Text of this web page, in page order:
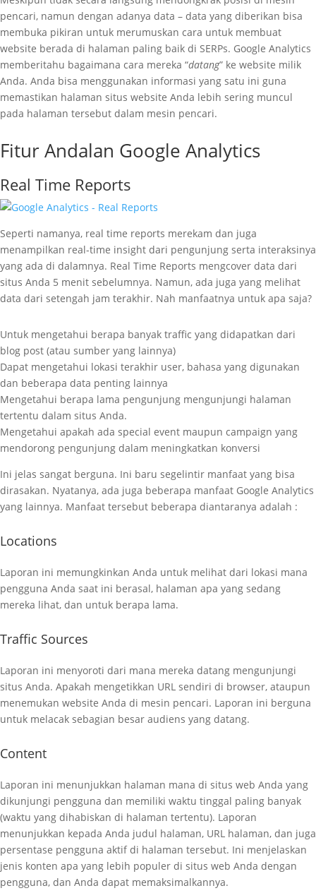
pencari, namun dengan adanya data – data yang diberikan bisa
membuka pikiran untuk merumuskan cara untuk membuat
website berada di halaman paling baik di SERPs. Google Analytics
memberitahu bagaimana cara mereka “datang” ke website milik
Anda. Anda bisa menggunakan informasi yang satu ini guna
memastikan halaman situs website Anda lebih sering muncul
pada halaman tersebut dalam mesin pencari.
Fitur Andalan Google Analytics
Real Time Reports
Seperti namanya, real time reports merekam dan juga
menampilkan real-time insight dari pengunjung serta interaksinya
yang ada di dalamnya. Real Time Reports mengcover data dari
situs Anda 5 menit sebelumnya. Namun, ada juga yang melihat
data dari setengah jam terakhir. Nah manfaatnya untuk apa saja?
Untuk mengetahui berapa banyak traffic yang didapatkan dari
blog post (atau sumber yang lainnya)
Dapat mengetahui lokasi terakhir user, bahasa yang digunakan
dan beberapa data penting lainnya
Mengetahui berapa lama pengunjung mengunjungi halaman
tertentu dalam situs Anda.
Mengetahui apakah ada special event maupun campaign yang
mendorong pengunjung dalam meningkatkan konversi
Ini jelas sangat berguna. Ini baru segelintir manfaat yang bisa
dirasakan. Nyatanya, ada juga beberapa manfaat Google Analytics
yang lainnya. Manfaat tersebut beberapa diantaranya adalah :
Locations
Laporan ini memungkinkan Anda untuk melihat dari lokasi mana
pengguna Anda saat ini berasal, halaman apa yang sedang
mereka lihat, dan untuk berapa lama.
Traffic Sources
Laporan ini menyoroti dari mana mereka datang mengunjungi
situs Anda. Apakah mengetikkan URL sendiri di browser, ataupun
menemukan website Anda di mesin pencari. Laporan ini berguna
untuk melacak sebagian besar audiens yang datang.
Content
Laporan ini menunjukkan halaman mana di situs web Anda yang
dikunjungi pengguna dan memiliki waktu tinggal paling banyak
(waktu yang dihabiskan di halaman tertentu). Laporan
menunjukkan kepada Anda judul halaman, URL halaman, dan juga
persentase pengguna aktif di halaman tersebut. Ini menjelaskan
jenis konten apa yang lebih populer di situs web Anda dengan
pengguna, dan Anda dapat memaksimalkannya.